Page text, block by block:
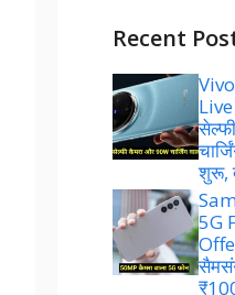
Recent
शुरू,
5G